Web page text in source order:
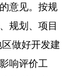
意见。按规
规划、项目
做好开发建
响评价工